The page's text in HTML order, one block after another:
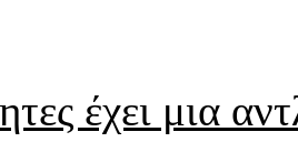
έχει μια